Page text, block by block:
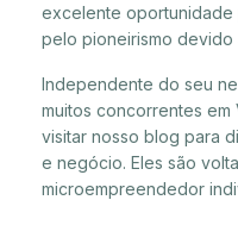
excelente oportunidade
pelo pioneirismo
Independente do seu
muitos concorrentes
visitar nosso blog para
e negócio. Eles são
microempreendedor